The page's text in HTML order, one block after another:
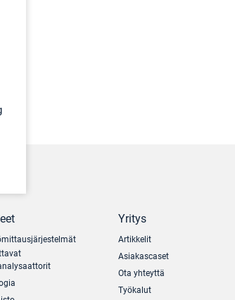
Yritys
Artikkelit
Asiakascaset
Ota yhteyttä
Työkalut